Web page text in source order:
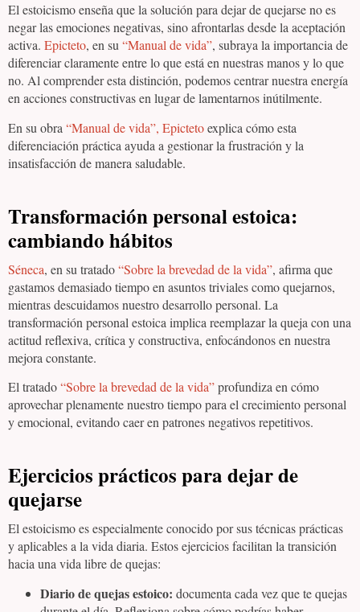
El estoicismo enseña que la solución para dejar de quejarse no es
negar las emociones negativas, sino afrontarlas desde la aceptación
activa. Epicteto, en su“Manual de vida”, subraya la importancia de
diferenciar claramente entre lo que está en nuestras manos y lo que
no. Al comprender esta distinción, podemos centrar nuestra energía
en acciones constructivas en lugar de lamentarnos inútilmente.
En su obra “Manual de vida”, Epictetoexplica cómo esta
diferenciación práctica ayuda a gestionar la frustración y la
insatisfacción de manera saludable.
Transformación personal estoica:
cambiando hábitos
Séneca, en su tratado“Sobre la brevedad de la vida”, afirma que
gastamos demasiado tiempo en asuntos triviales como quejarnos,
mientras descuidamos nuestro desarrollo personal. La
transformación personal estoica implica reemplazar la queja con una
actitud reflexiva, crítica y constructiva, enfocándonos en nuestra
mejora constante.
El tratado“Sobre la brevedad de la vida”profundiza en cómo
aprovechar plenamente nuestro tiempo para el crecimiento personal
y emocional, evitando caer en patrones negativos repetitivos.
Ejercicios prácticos para dejar de
quejarse
El estoicismo es especialmente conocido por sus técnicas prácticas
y aplicables a la vida diaria. Estos ejercicios facilitan la transición
hacia una vida libre de quejas:
Diario de quejas estoico: documenta cada vez que te quejas